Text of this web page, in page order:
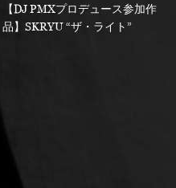
【DJ PMXプロデュース参加作
品】SKRYU “ザ・ライト”